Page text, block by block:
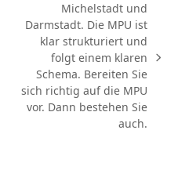
Nächster
Beitrag:
Michelstadt und
Darmstadt. Die MPU ist
klar strukturiert und
folgt einem klaren
Schema. Bereiten Sie
sich richtig auf die MPU
vor. Dann bestehen Sie
auch.